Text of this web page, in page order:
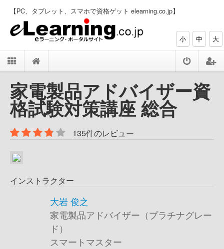
【PC、タブレット、スマホで資格ゲット elearning.co.jp】
小 中 大
家電製品アドバイザー資
格試験対策講座 総合
135件のレビュー
インストラクター
大岩 俊之
家電製品アドバイザー（プラチナグレー
ド）
スマートマスター